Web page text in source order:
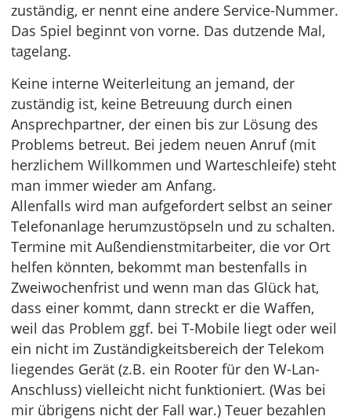
zuständig, er nennt eine andere Service-Nummer.
Das Spiel beginnt von vorne. Das dutzende Mal,
tagelang.
Keine interne Weiterleitung an jemand, der
zuständig ist, keine Betreuung durch einen
Ansprechpartner, der einen bis zur Lösung des
Problems betreut. Bei jedem neuen Anruf (mit
herzlichem Willkommen und Warteschleife) steht
man immer wieder am Anfang.
Allenfalls wird man aufgefordert selbst an seiner
Telefonanlage herumzustöpseln und zu schalten.
Termine mit Außendienstmitarbeiter, die vor Ort
helfen könnten, bekommt man bestenfalls in
Zweiwochenfrist und wenn man das Glück hat,
dass einer kommt, dann streckt er die Waffen,
weil das Problem ggf. bei T-Mobile liegt oder weil
ein nicht im Zuständigkeitsbereich der Telekom
liegendes Gerät (z.B. ein Rooter für den W-Lan-
Anschluss) vielleicht nicht funktioniert. (Was bei
mir übrigens nicht der Fall war.) Teuer bezahlen